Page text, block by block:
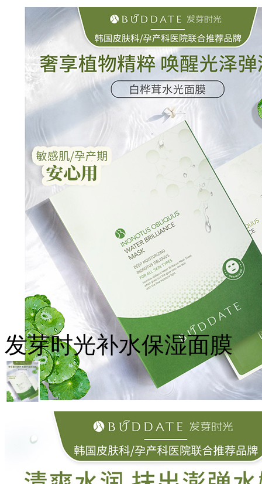
发芽时光补水保湿面膜